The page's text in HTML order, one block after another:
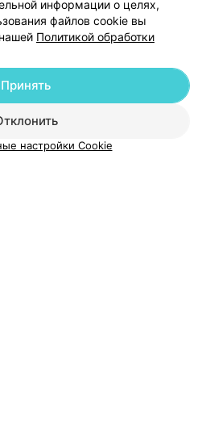
специалиста
Размещение рекламы
Публичный договор
Способы оплаты
информации о целях,
файлов cookie вы
Политикой обработки
Принять
настройки Cookie